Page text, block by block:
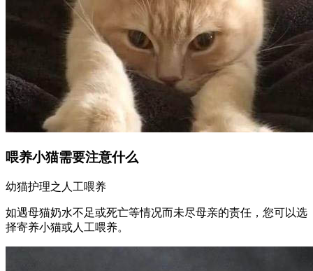
喂养小猫需要注意什么
幼猫护理之人工喂养
如遇母猫奶水不足或死亡等情况而未尽母亲的责任，您可以选
择寄养小猫或人工喂养。